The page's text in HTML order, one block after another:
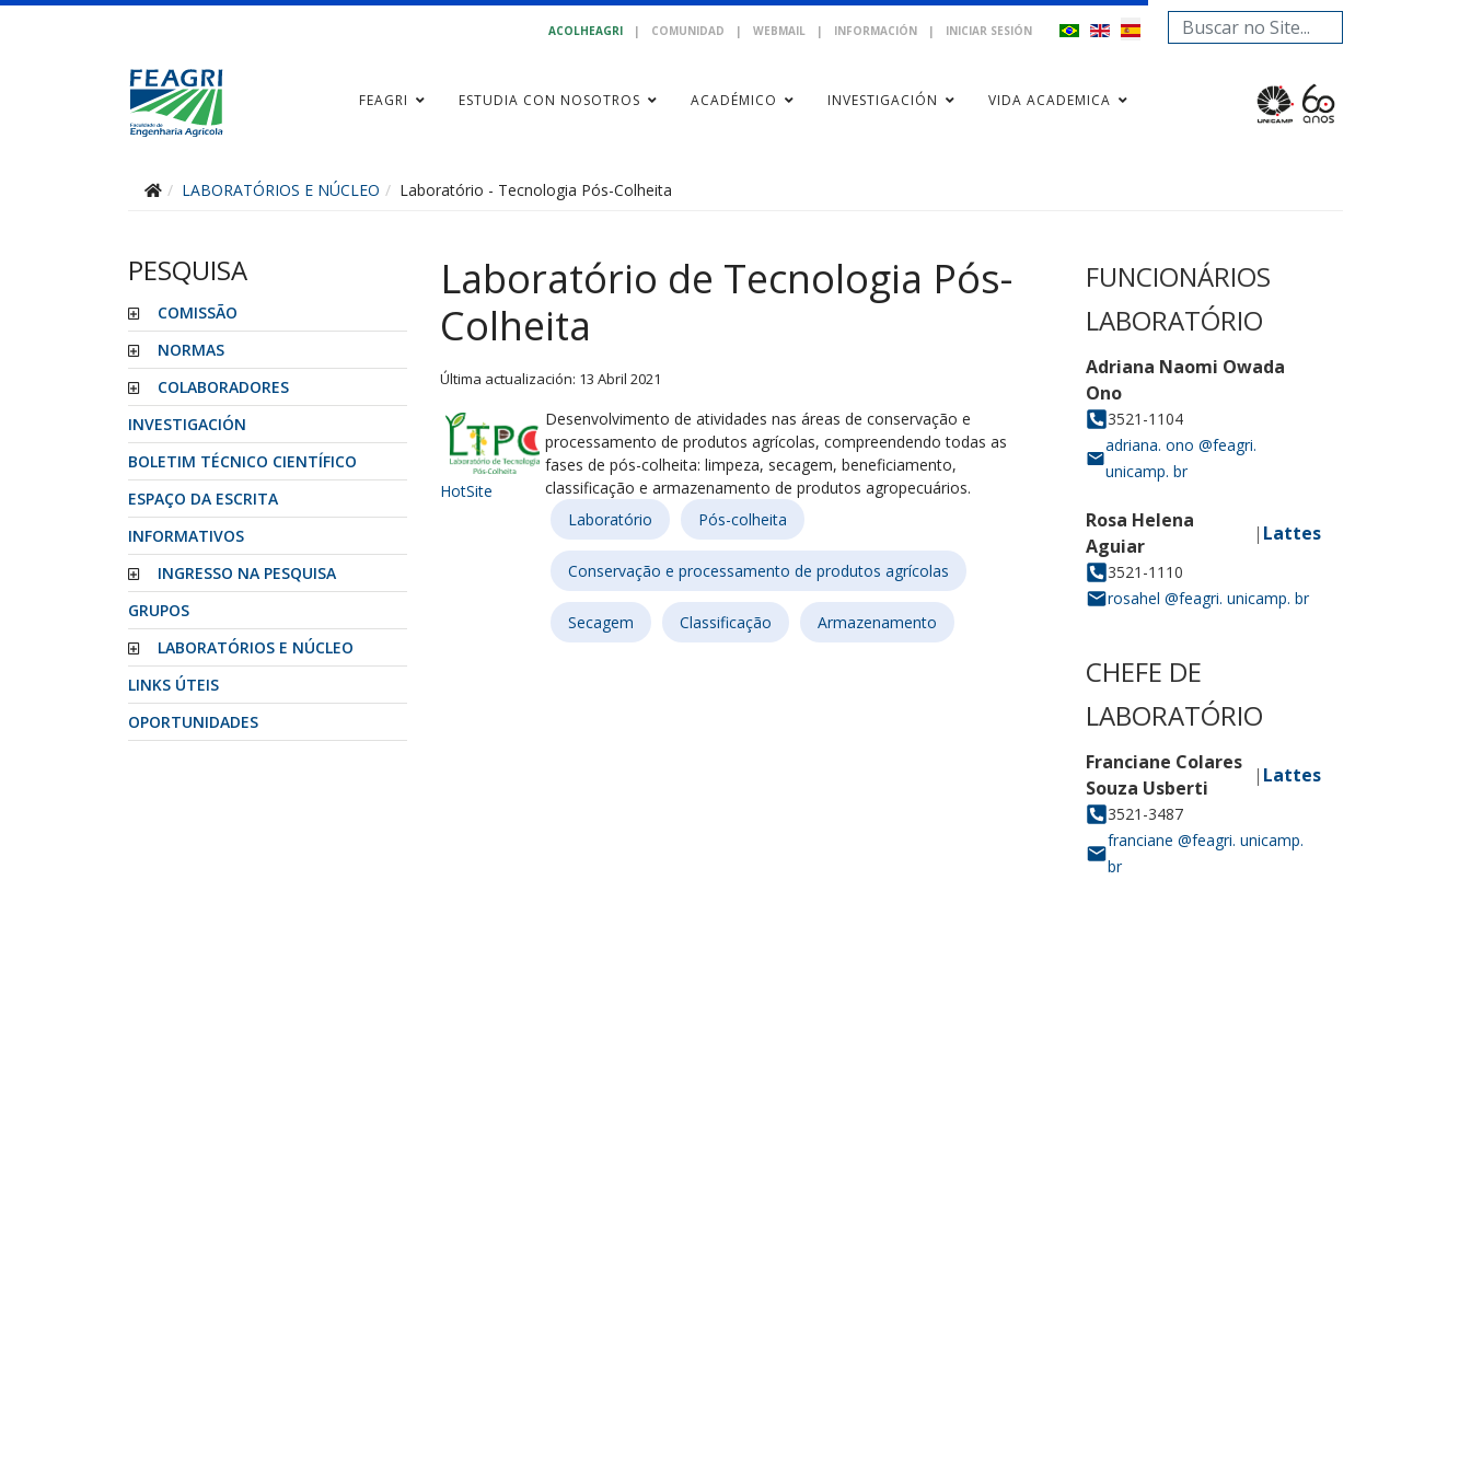
ACOLHEAGRI | COMUNIDAD | WEBMAIL | INFORMACIÓN | INICIAR SESIÓN Buscar...
FEAGRI ESTUDIA CON NOSOTROS ACADÉMICO INVESTIGACIÓN VIDA ACADEMICA
LABORATÓRIOS E NÚCLEO Laboratório - Tecnologia Pós-Colheita
PESQUISA
COMISSÃO
NORMAS
COLABORADORES
INVESTIGACIÓN
BOLETIM TÉCNICO CIENTÍFICO
ESPAÇO DA ESCRITA
INFORMATIVOS
INGRESSO NA PESQUISA
GRUPOS
LABORATÓRIOS E NÚCLEO
LINKS ÚTEIS
OPORTUNIDADES
Laboratório de Tecnologia Pós-
Colheita
Última actualización: 13 Abril 2021
HotSite
Desenvolvimento de atividades nas áreas de conservação e
processamento de produtos agrícolas, compreendendo todas as
fases de pós-colheita: limpeza, secagem, beneficiamento,
classificação e armazenamento de produtos agropecuários.
Laboratório
Pós-colheita
Conservação e processamento de produtos agrícolas
Secagem Classificação Armazenamento